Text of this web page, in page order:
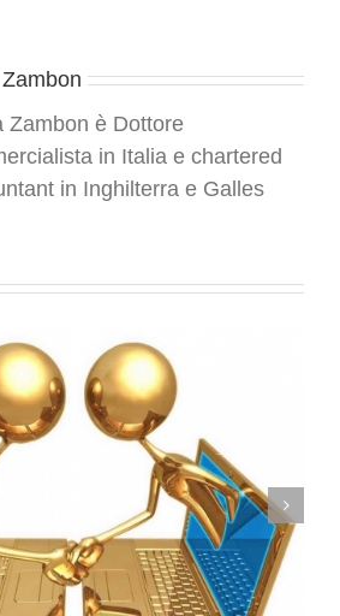
Zambon è Dottore
in Italia e chartered
in Inghilterra e Galles
per siti web e wi-fi: emanato il decreto